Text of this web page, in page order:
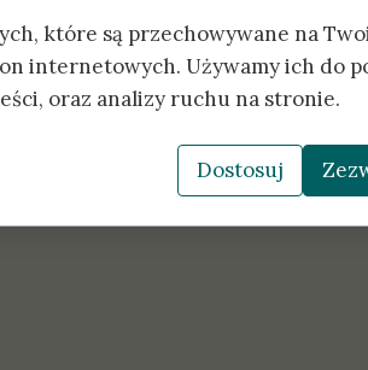
które są przechowywane na
internetowych. Używamy ich do
oraz analizy ruchu na stronie.
Dostosuj